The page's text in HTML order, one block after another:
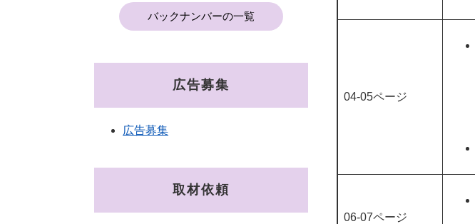
04-05ページ
06-07ページ
バックナンバーの一覧
広告募集
広告募集
取材依頼